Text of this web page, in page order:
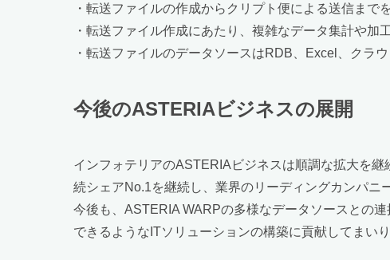
・転送ファイルの作成からクリプト便による送信ま
・転送ファイル作成にあたり、複雑なデータ集計や
・転送ファイルのデータソースはRDB、Excel、クラ
今後のASTERIAビジネスの展開
インフォテリアのASTERIAビジネスは順調な拡大を
続シェアNo.1を継続し、業界のリーディングカンパニ
今後も、ASTERIA WARPの多様なデータソースとの
できるようなITソリューションの構築に貢献してまいり